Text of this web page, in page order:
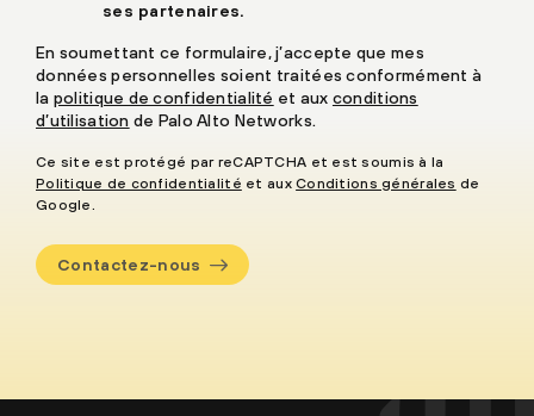
ses partenaires.
En soumettant ce formulaire, j’accepte que mes
données personnelles soient traitées conformément à
la politique de confidentialité et aux conditions
d’utilisation de Palo Alto Networks.
Ce site est protégé par reCAPTCHA et est soumis à la
Politique de confidentialité et auxConditions générales de
Google.
Contactez-nous